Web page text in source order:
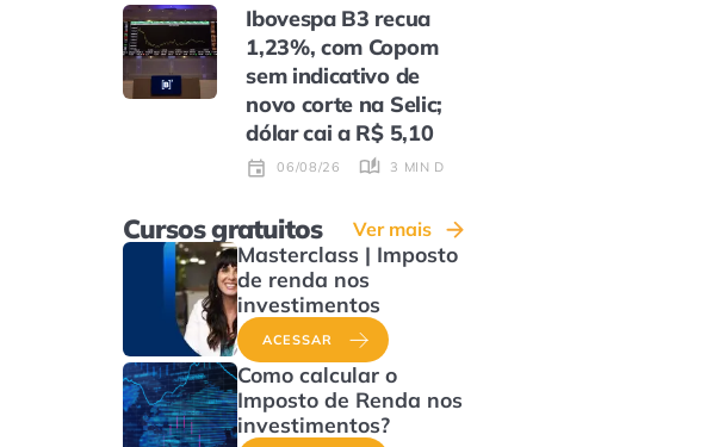
Ibovespa B3 recua
1,23%, com Copom
sem indicativo de
novo corte na Selic;
dólar cai a R$ 5,10
06/08/26 3 MIN DE LEITURA
Cursos gratuitos Ver mais
Masterclass | Imposto
de renda nos
investimentos
ACESSAR
Como calcular o
Imposto de Renda nos
investimentos?